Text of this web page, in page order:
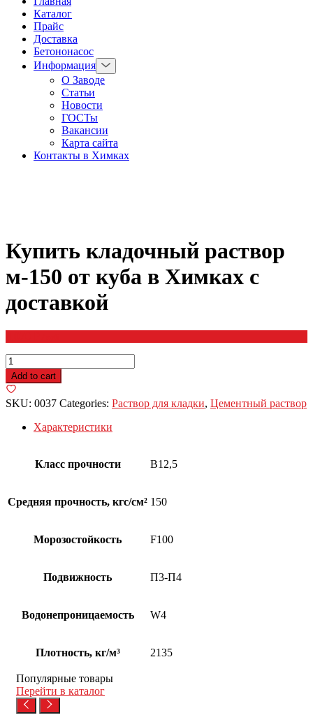
Каталог
Прайс
Доставка
Бетононасос
Информация
О Заводе
Статьи
Новости
ГОСТы
Вакансии
Карта сайта
Контакты в Химках
Купить кладочный раствор
м-150 от куба в Химках с
доставкой
Кладочный
раствор
М-150
quantity
Add to cart
SKU: 0037 Categories: Раствор для кладки, Цементный раствор
Характеристики
Класс прочности B12,5
Средняя прочность, кгс/см² 150
Морозостойкость F100
Подвижность П3-П4
Водонепроницаемость W4
Плотность, кг/м³ 2135
Популярные товары
Перейти в каталог